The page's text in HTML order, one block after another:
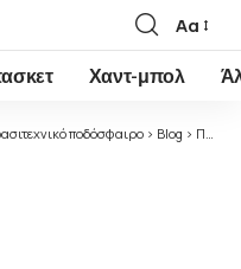
Font
Resizer
Αα
Χαντ-μπολ
ποδόσφαιρο > Blog > Ποδόσφαιρο